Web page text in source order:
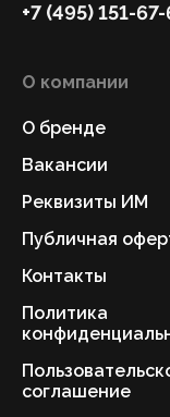
+7 (495) 151-
О компании
О бренде
Вакансии
Реквизиты ИМ
Публичная
Контакты
Политика
соглашение